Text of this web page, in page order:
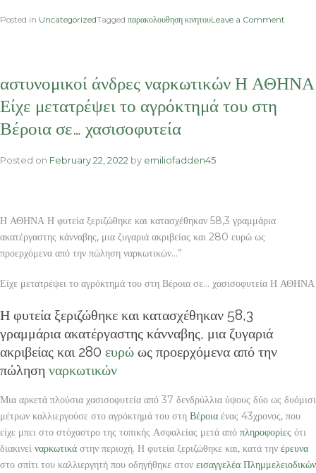
Posted in UncategorizedTagged παρακολουθηση κινητουLeave a Comment
ΑΠ
αστυνομικοί άνδρες ναρκωτικών Η ΑΘΗΝΑ
Είχε μετατρέψει το αγρόκτημά του στη
Βέροια σε… χασισοφυτεία
Posted on February 22, 2022 by emiliofadden45
Η ΑΘΗΝΑ Η φυτεία ξεριζώθηκε και κατασχέθηκαν 58,3 γραμμάρια
ακατέργαστης κάνναβης, μια ζυγαριά ακριβείας και 280 ευρώ ως
προερχόμενα από την πώληση ναρκωτικών…”
Είχε μετατρέψει το αγρόκτημά του στη Βέροια σε… χασισοφυτεία Η ΑΘΗΝΑ
Η φυτεία ξεριζώθηκε και κατασχέθηκαν 58,3
γραμμάρια ακατέργαστης κάνναβης, μια ζυγαριά
ακριβείας και 280 ευρώ ως προερχόμενα από την
πώληση ναρκωτικών
Μια αρκετά πλούσια χασισοφυτεία από 37 δενδρύλλια ύψους δύο ως δυόμισι
μέτρων καλλιεργούσε στο αγρόκτημά του στη Βέροια ένας 43χρονος, που
είχε μπει στο στόχαστρο της τοπικής Ασφαλείας μετά από πληροφορίες ότι
διακινεί ναρκωτικά στην περιοχή. Η φυτεία ξεριζώθηκε και, κατά την έρευνα
στο σπίτι του καλλιεργητή που οδηγήθηκε στον εισαγγελέα Πλημμελειοδικών